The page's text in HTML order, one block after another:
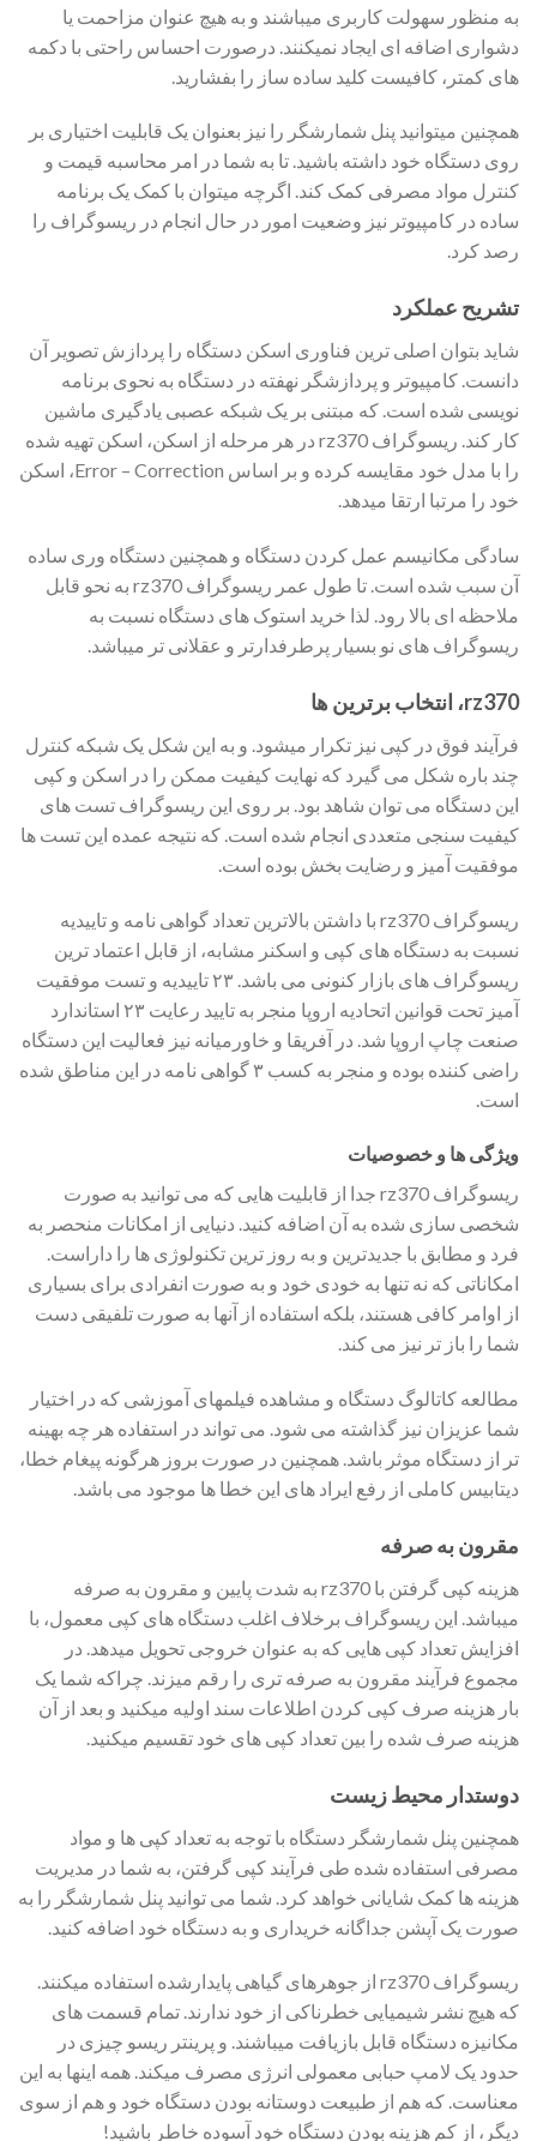
به منظور سهولت کاربری میباشند و به هیچ عنوان مزاحمت یا
دشواری اضافه ای ایجاد نمیکنند. درصورت احساس راحتی با دکمه
های کمتر، کافیست کلید ساده ساز را بفشارید.
همچنین میتوانید پنل شمارشگر را نیز بعنوان یک قابلیت اختیاری بر
روی دستگاه خود داشته باشید. تا به شما در امر محاسبه قیمت و
کنترل مواد مصرفی کمک کند. اگرچه میتوان با کمک یک برنامه
ساده در کامپیوتر نیز وضعیت امور در حال انجام در ریسوگراف را
رصد کرد.
تشریح عملکرد
شاید بتوان اصلی ترین فناوری اسکن دستگاه را پردازش تصویر آن
دانست. کامپیوتر و پردازشگر نهفته در دستگاه به نحوی برنامه
نویسی شده است. که مبتنی بر یک شبکه عصبی یادگیری ماشین
کار کند. ریسوگراف rz370 در هر مرحله از اسکن، اسکن تهیه شده
را با مدل خود مقایسه کرده و بر اساس Error – Correction، اسکن
خود را مرتبا ارتقا میدهد.
سادگی مکانیسم عمل کردن دستگاه و همچنین دستگاه وری ساده
آن سبب شده است. تا طول عمر ریسوگراف rz370 به نحو قابل
ملاحظه ای بالا رود. لذا خرید استوک های دستگاه نسبت به
ریسوگراف های نو بسیار پرطرفدارتر و عقلانی تر میباشد.
rz370، انتخاب برترین ها
فرآیند فوق در کپی نیز تکرار میشود. و به این شکل یک شبکه کنترل
چند باره شکل می گیرد که نهایت کیفیت ممکن را در اسکن و کپی
این دستگاه می توان شاهد بود. بر روی این ریسوگراف تست های
کیفیت سنجی متعددی انجام شده است. که نتیجه عمده این تست ها
موفقیت آمیز و رضایت بخش بوده است.
ریسوگراف rz370 با داشتن بالاترین تعداد گواهی نامه و تاییدیه
نسبت به دستگاه های کپی و اسکنر مشابه، از قابل اعتماد ترین
ریسوگراف های بازار کنونی می باشد. ۲۳ تاییدیه و تست موفقیت
آمیز تحت قوانین اتحادیه اروپا منجر به تایید رعایت ۲۳ استاندارد
صنعت چاپ اروپا شد. در آفریقا و خاورمیانه نیز فعالیت این دستگاه
راضی کننده بوده و منجر به کسب ۳ گواهی نامه در این مناطق شده
است.
ویژگی ها و خصوصیات
ریسوگراف rz370 جدا از قابلیت هایی که می توانید به صورت
شخصی سازی شده به آن اضافه کنید. دنیایی از امکانات منحصر به
فرد و مطابق با جدیدترین و به روز ترین تکنولوژی ها را داراست.
امکاناتی که نه تنها به خودی خود و به صورت انفرادی برای بسیاری
از اوامر کافی هستند، بلکه استفاده از آنها به صورت تلفیقی دست
شما را باز تر نیز می کند.
مطالعه کاتالوگ دستگاه و مشاهده فیلمهای آموزشی که در اختیار
شما عزیزان نیز گذاشته می شود. می تواند در استفاده هر چه بهینه
تر از دستگاه موثر باشد. همچنین در صورت بروز هرگونه پیغام خطا،
دیتابیس کاملی از رفع ایراد های این خطا ها موجود می باشد.
مقرون به صرفه
هزینه کپی گرفتن با rz370 به شدت پایین و مقرون به صرفه
میباشد. این ریسوگراف برخلاف اغلب دستگاه های کپی معمول، با
افزایش تعداد کپی هایی که به عنوان خروجی تحویل میدهد. در
مجموع فرآیند مقرون به صرفه تری را رقم میزند. چراکه شما یک
بار هزینه صرف کپی کردن اطلاعات سند اولیه میکنید و بعد از آن
هزینه صرف شده را بین تعداد کپی های خود تقسیم میکنید.
دوستدار محیط زیست
همچنین پنل شمارشگر دستگاه با توجه به تعداد کپی ها و مواد
مصرفی استفاده شده طی فرآیند کپی گرفتن، به شما در مدیریت
هزینه ها کمک شایانی خواهد کرد. شما می توانید پنل شمارشگر را به
صورت یک آپشن جداگانه خریداری و به دستگاه خود اضافه کنید.
ریسوگراف rz370 از جوهرهای گیاهی پایدارشده استفاده میکنند.
که هیچ نشر شیمیایی خطرناکی از خود ندارند. تمام قسمت های
مکانیزه دستگاه قابل بازیافت میباشند. و پرینتر ریسو چیزی در
حدود یک لامپ حبابی معمولی انرژی مصرف میکند. همه اینها به این
معناست. که هم از طبیعت دوستانه بودن دستگاه خود و هم از سوی
دیگر، از کم هزینه بودن دستگاه خود آسوده خاطر باشید!